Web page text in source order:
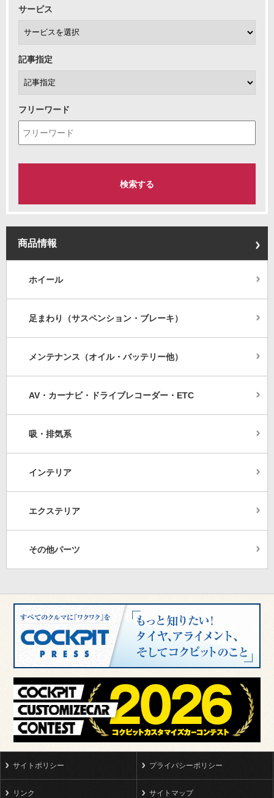
サービス
記事指定
フリーワード
商品情報
ホイール
足まわり（サスペンション・ブレーキ）
メンテナンス（オイル・バッテリー他）
AV・カーナビ・ドライブレコーダー・ETC
吸・排気系
インテリア
エクステリア
その他パーツ
サイトポリシー プライバシーポリシー
リンク サイトマップ